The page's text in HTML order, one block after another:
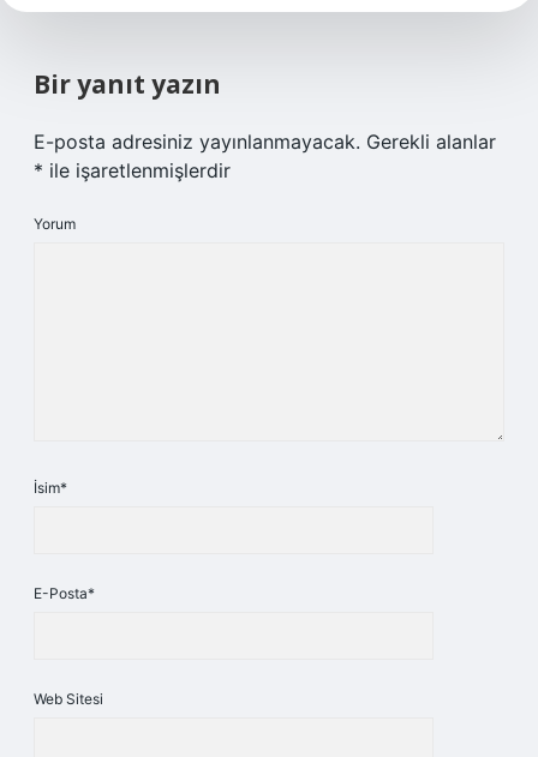
Bir yanıt yazın
E-posta adresiniz yayınlanmayacak. Gerekli alanlar
* ile işaretlenmişlerdir
Yorum
İsim*
E-Posta*
Web Sitesi